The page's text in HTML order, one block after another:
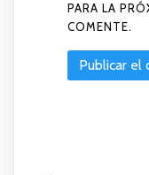
PARA LA
COMENTE.